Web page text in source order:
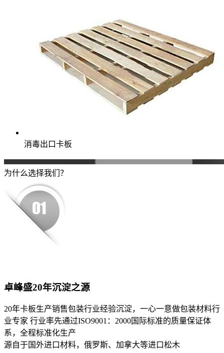
消毒出口卡板
为什么选择我们？
卓峰盛20年沉淀之源
20年卡板生产销售包装行业经验沉淀，一心一意做包装材料行
业专家 行业率先通过ISO9001：2000国际标准的质量保证体
系，全程标准化生产
源自于国外进口材料，俄罗斯、加拿大等进口松木